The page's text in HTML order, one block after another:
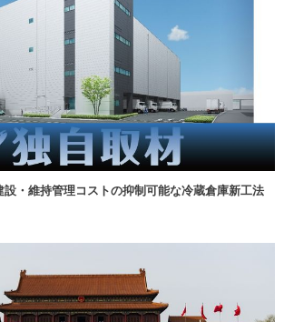
設・維持管理コストの抑制可能な冷蔵倉庫新工法